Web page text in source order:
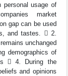
personal usage of
market
gap can be used
and tastes.  2.
unchanged
demographics of
 4. During the
and opinions